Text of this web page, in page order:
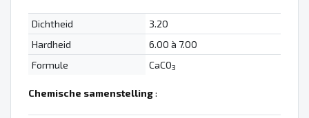
Dichtheid
3.20
Hardheid
6.00 à 7.00
Formule
CaCO3
Chemische samenstelling: